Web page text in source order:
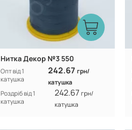
Нитка Декор №3 550
Опт від 1
катушка
242.67грн/
катушка
Роздріб від 1
катушка
242.67грн/
катушка